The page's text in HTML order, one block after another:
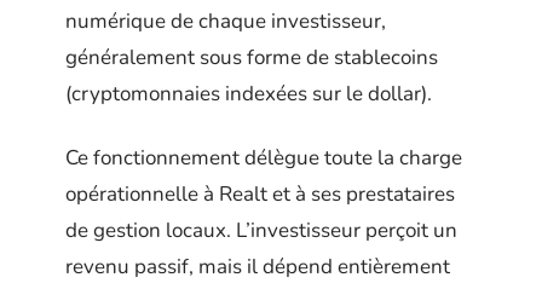
numérique de chaque investisseur,
généralement sous forme de stablecoins
(cryptomonnaies indexées sur le dollar).
Ce fonctionnement délègue toute la charge
opérationnelle à Realt et à ses prestataires
de gestion locaux. L’investisseur perçoit un
revenu passif, mais il dépend entièrement